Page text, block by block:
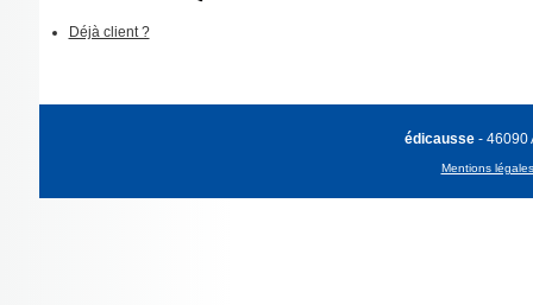
Déjà client ?
édicausse - 46090
Mentions légales